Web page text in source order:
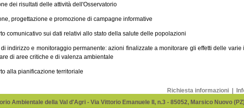
dei risultati delle attività dell'Osservatorio
progettazione e promozione di campagne informative
comunicativo sui dati relativi allo stato della salute delle popolazioni
indirizzo e monitoraggio permanente: azioni finalizzate a monitorare gli effetti delle
di aree critiche e di valenza ambientale
alla pianificazione territoriale
Richiesta informazioni
Ambientale della Val d'Agri - Via Vittorio Emanuele II, n.3 - 85052, Marsico Nuovo